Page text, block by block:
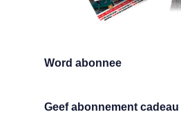
Word abonnee
Geef abonnement cadeau